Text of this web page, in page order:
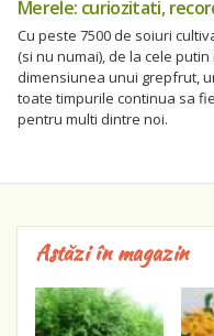
Merele: curiozitati,
Cu peste 7500 de soiuri
(si nu numai), de la cele
dimensiunea unui grepfrut,
toate timpurile continua sa
pentru multi dintre noi.
Astăzi în magazin